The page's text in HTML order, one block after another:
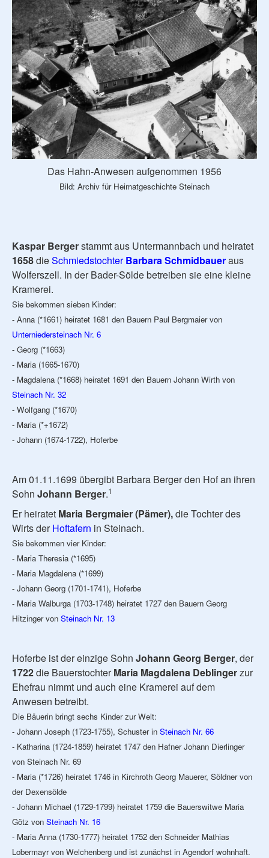
Das Hahn-Anwesen aufgenommen 1956
Bild: Archiv für Heimatgeschichte Steinach
Kaspar Bergerstammt aus Untermannbach und heiratet
1658dieSchmiedstochterBarbara Schmidbaueraus
Wolferszell. In der Bader-Sölde betreiben sie eine kleine
Kramerei.
Sie bekommen sieben Kinder:
- Anna (*1661) heiratet 1681 den Bauern Paul Bergmaier von
Unterniedersteinach Nr. 6
- Georg (*1663)
- Maria (1665-1670)
- Magdalena (*1668) heiratet 1691 den Bauern Johann Wirth von
Steinach Nr. 32
- Wolfgang (*1670)
- Maria (*+1672)
- Johann (1674-1722), Hoferbe
Am 01.11.1699 übergibt Barbara Berger den Hof an ihren
Sohn Johann Berger.1
Er heiratet Maria Bergmaier (Pämer),die Tochter des
Wirts derHoftafern in Steinach.
Sie bekommen vier Kinder:
- Maria Theresia (*1695)
- Maria Magdalena (*1699)
- Johann Georg (1701-1741), Hoferbe
- Maria Walburga (1703-1748) heiratet 1727 den Bauern Georg
Hitzinger von Steinach Nr. 13
Hoferbe ist der einzige Sohn Johann Georg Berger, der
1722die BauerstochterMaria Magdalena Deblingerzur
Ehefrau nimmt und auch eine Kramerei auf dem
Anwesen betreibt.
Die Bäuerin bringt sechs Kinder zur Welt:
- Johann Joseph (1723-1755), Schuster in Steinach Nr. 66
- Katharina (1724-1859) heiratet 1747 den Hafner Johann Dierlinger
von Steinach Nr. 69
- Maria (*1726) heiratet 1746 in Kirchroth Georg Mauerer, Söldner von
der Dexensölde
- Johann Michael (1729-1799) heiratet 1759 die Bauerswitwe Maria
Götz von Steinach Nr. 16
- Maria Anna (1730-1777) heiratet 1752 den Schneider Mathias
Lobermayr von Welchenberg und ist zunächst in Agendorf wohnhaft.